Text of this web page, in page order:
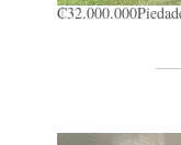
₡32.000.000